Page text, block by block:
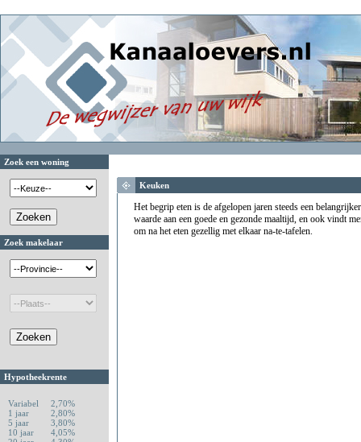
Zoek een woning
Zoek makelaar
Hypotheekrente
Variabel
2,70%
1 jaar
2,80%
5 jaar
3,80%
10 jaar
4,05%
Keuken
Het begrip eten is de afgelopen jaren steeds een
waarde aan een goede en gezonde maaltijd, en ook vindt
om na het eten gezellig met elkaar na-te-tafelen.